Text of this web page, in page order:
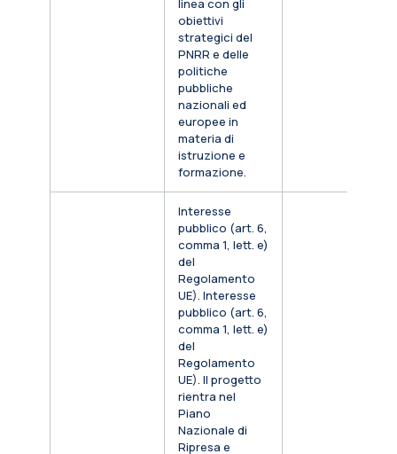
linea con gli
obiettivi
strategici del
PNRR e delle
politiche
pubbliche
nazionali ed
europee in
materia di
istruzione e
formazione.
Interesse
pubblico (art. 6,
comma 1, lett. e)
del
Regolamento
UE). Interesse
pubblico (art. 6,
comma 1, lett. e)
del
Regolamento
UE). Il progetto
rientra nel
Piano
Nazionale di
Ripresa e